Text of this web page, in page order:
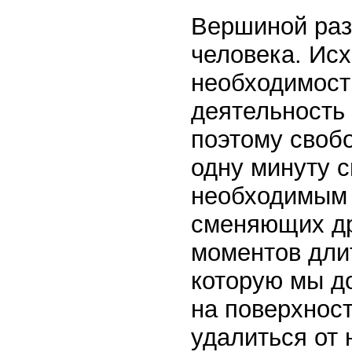
Вершиной
человека.
поэтому
одну минуту
необходимым
сменяющих
моментов
которую мы
на
удалиться